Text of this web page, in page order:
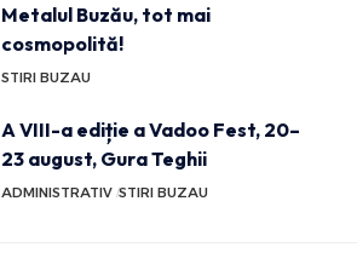
Metalul Buzău, tot mai
cosmopolită!
STIRI BUZAU
A VIII-a ediție a Vadoo Fest, 20–
23 august, Gura Teghii
ADMINISTRATIV STIRI BUZAU